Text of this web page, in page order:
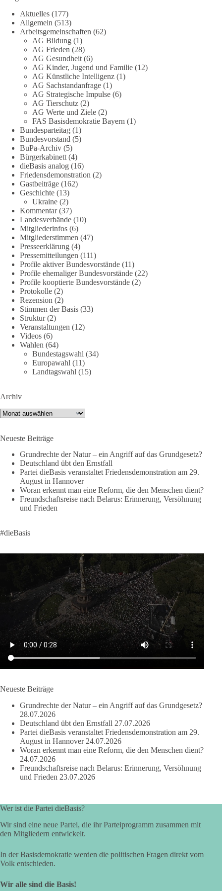
Referent Frank Bothmann stellte die These auf, dass die
derzeit in Teilen der Umweltbewegung diskutierten
„Grundrechte der Natur“ weit über klassischen Naturschutz
hinausreichen und grundlegende Fragen zum Menschenbild,
zum Rechtsstaat und zur Demokratie aufwerfen. [...]
👉 Hier weiterlesen:https://diebasis-
partei.de/2026/07/grundrechte-der-natur-ein-angriff-auf-das-
grundgesetz/
🟩🟩🟦🟦🟥🟥🟧🟧
Es ging weniger um fertige Antworten als um eine Debatte
darüber, wie Freiheit, Verantwortung, Naturschutz und
Grundrechte in einer demokratischen Gesellschaft künftig
miteinander in Einklang gebracht werden können.
#dieBasis #natur #grundrechte
38 7 8
DieBasis
2 Tage(n) zuvor
Jetzt dieBasis Sachsen-Anhalt unterstützen!
Die Landtagswahl 2026 in Sachsen-Anhalt findet am 6.
September statt. Die Inhalte stehen – jetzt müssen sie gesehen,
geteilt und diskutiert werden.
Folge unseren Kanälen:
Facebook:
https://www.facebook.com/groups/diebasissachsenanhalt/
Tiktok:
X:https://x.com/DieBasisLSA
Youtube:https://www.youtube.com/dieBasisSachsenAnhalt
🟩🟩🟦🟦🟥🟥🟧🟧
Like, teile und kommentiere unsere Beiträge, damit noch mehr
Menschen mitbekommen, wofür wir stehen und warum es sich
lohnt, dieBasis zu wählen.
Mehr Infos: https://diebasis-st.de/wahlprogramm/
Auf Facebook ansehen
DieBasis
2 Tage(n) zuvor
🔎 Über 100-mal keine Antwort.
Anthony Fauci, Immunologe und Berater des ehemaligen US-
Präsidenten, hat bei einer Anhörung des US-Senats auf mehr
als 100 Fragen die Aussage verweigert. Die juristische
Bewertung werden Gerichte und Ermittlungen klären – auch
der Vorgang eines deutlich:
Die Corona-Zeit ist noch lange nicht aufgearbeitet.
Auch in Deutschland warten viele Menschen bis heute auf
Antworten:
❓ Wie wurden politische Entscheidungen getroffen?
❓ Welche Maßnahmen waren notwendig und welche nicht?
❓Und wer übernimmt die Verantwortung für die massiven
in unseren Rechtsstaat?
🟩🟩🟦🟦🟥🟥🟧🟧
Fragen zu vermeiden. Sie lebt davon, Fragen offen zu stellen
und transparent zu beantworten.
dieBasis fordert deshalb weiterhin eine unabhängige,
Aktuelles (177)
Allgemein (513)
Arbeitsgemeinschaften (62)
AG Bildung (1)
AG Frieden (28)
AG Gesundheit (6)
AG Kinder, Jugend und Familie (12)
AG Künstliche Intelligenz (1)
AG Sachstandanfrage (1)
AG Strategische Impulse (6)
AG Tierschutz (2)
AG Werte und Ziele (2)
FAS Basisdemokratie Bayern (1)
Bundesparteitag (1)
Bundesvorstand (5)
BuPa-Archiv (5)
Bürgerkabinett (4)
dieBasis analog (16)
Friedensdemonstration (2)
Gastbeiträge (162)
Geschichte (13)
Ukraine (2)
Kommentar(37)
Landesverbände (10)
Mitgliederinfos (6)
Mitgliederstimmen (47)
Presseerklärung (4)
Pressemitteilungen (111)
Profile aktiver Bundesvorstände (11)
Profile ehemaliger Bundesvorstände (22)
Profile kooptierte Bundesvorstände (2)
Protokolle (2)
Rezension (2)
Stimmen der Basis (33)
Struktur(2)
Veranstaltungen (12)
Videos (6)
Wahlen (64)
Bundestagswahl (34)
Europawahl (11)
Landtagswahl (15)
Archiv
Archiv
Neueste Beiträge
Grundrechte der Natur – ein Angriff auf das Grundgesetz?
Deutschland übt den Ernstfall
Partei dieBasis veranstaltet Friedensdemonstration am 29.
August in Hannover
Woran erkennt man eine Reform, die den Menschen dient?
Freundschaftsreise nach Belarus: Erinnerung, Versöhnung
und Frieden
#dieBasis
Neueste Beiträge
Grundrechte der Natur – ein Angriff auf das Grundgesetz?
28.07.2026
Deutschland übt den Ernstfall 27.07.2026
Partei dieBasis veranstaltet Friedensdemonstration am 29.
August in Hannover 24.07.2026
Woran erkennt man eine Reform, die den Menschen dient?
24.07.2026
Freundschaftsreise nach Belarus: Erinnerung, Versöhnung
und Frieden 23.07.2026
Wer ist die Partei dieBasis?
Wir sind eine neue Partei, die ihr Parteiprogramm zusammen mit
den Mitgliedern entwickelt.
In der Basisdemokratie werden die politischen Fragen direkt vom
Volk entschieden.
Wir alle sind die Basis!